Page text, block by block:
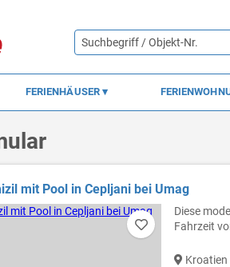
FERIENHÄUSER
mit Pool in Cepljani bei Umag
Diese
Fahrzeit
Kroatien